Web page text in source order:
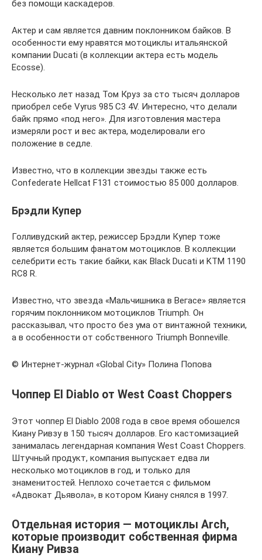
без помощи каскадеров.
Актер и сам является давним поклонником байков. В
особенности ему нравятся мотоциклы итальянской
компании Ducati (в коллекции актера есть модель
Ecosse).
Несколько лет назад Том Круз за сто тысяч долларов
приобрел себе Vyrus 985 C3 4V. Интересно, что делали
байк прямо «под него». Для изготовления мастера
измеряли рост и вес актера, моделировали его
положение в седле.
Известно, что в коллекции звезды также есть
Confederate Hellcat F131 стоимостью 85 000 долларов.
Брэдли Купер
Голливудский актер, режиссер Брэдли Купер тоже
является большим фанатом мотоциклов. В коллекции
селебрити есть такие байки, как Black Ducati и KTM 1190
RC8 R.
Известно, что звезда «Мальчишника в Вегасе» является
горячим поклонником мотоциклов Triumph. Он
рассказывал, что просто без ума от винтажной техники,
а в особенности от собственного Triumph Bonneville.
© Интернет-журнал «Global City» Полина Попова
Чоппер El Diablo от West Coast Choppers
Этот чоппер El Diablo 2008 года в свое время обошелся
Киану Ривзу в 150 тысяч долларов. Его кастомизацией
занималась легендарная компания West Coast Choppers.
Штучный продукт, компания выпускает едва ли
несколько мотоциклов в год, и только для
знаменитостей. Неплохо сочетается с фильмом
«Адвокат Дьявола», в котором Киану снялся в 1997.
Отдельная история — мотоциклы Arch,
которые производит собственная фирма
Киану Ривза